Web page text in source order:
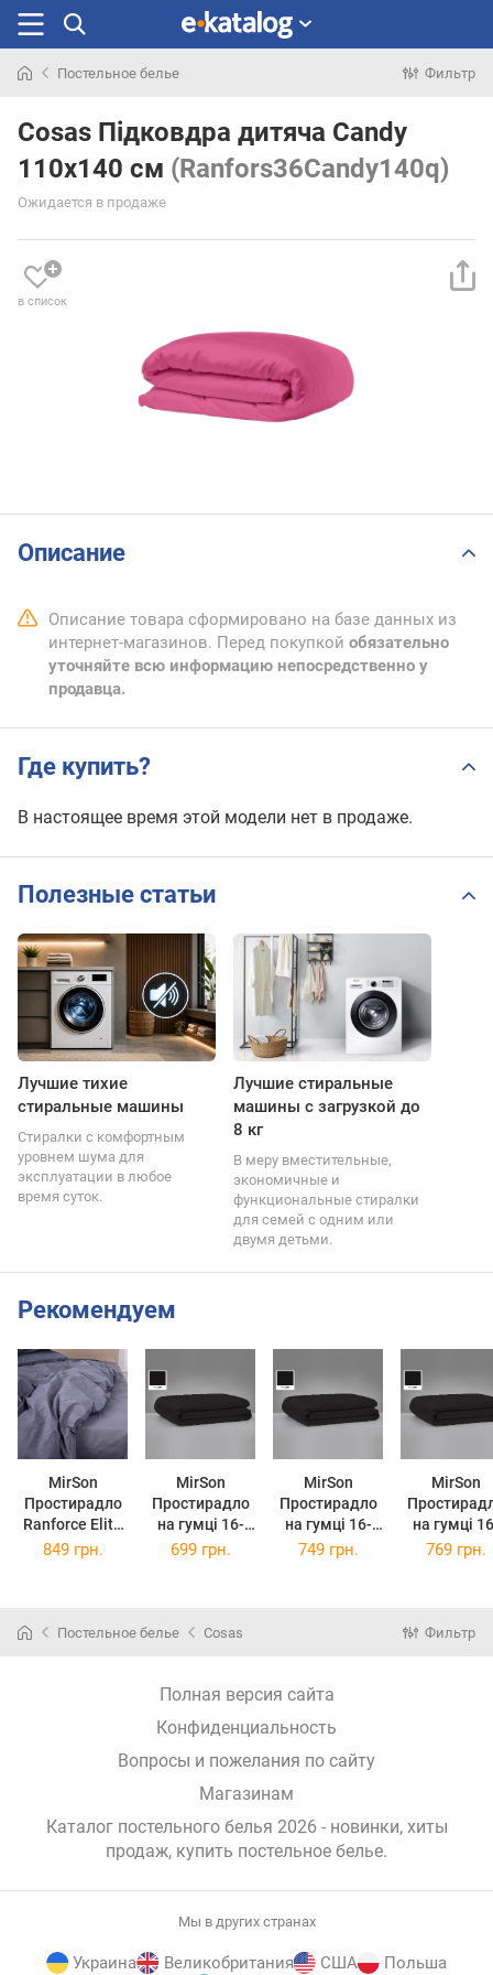
раньше
Постельное белье Фильтр
Cosas Підковдра дитяча Candy
110х140 см (Ranfors36Candy140q)
Ожидается в продаже
в список
Описание
Описание товара сформировано на базе данных из
интернет-магазинов. Перед покупкой обязательно
уточняйте всю информацию непосредственно у
продавца.
Где купить?
В настоящее время этой модели нет в продаже.
Полезные статьи
Лучшие тихие
стиральные машины
Стиралки с комфортным
уровнем шума для
эксплуатации в любое
время суток.
Лучшие стиральные
машины с загрузкой до
8 кг
В меру вместительные,
экономичные и
функциональные стиралки
для семей с одним или
двумя детьми.
Рекомендуем
MirSon
Простирадло
Ranforce Elite
16-5803
MirSon
Простирадло
на гумці 16-
9000 Black
MirSon
Простирадло
на гумці 16-
9000 Black
MirSon
на гумці 16-
9000 Black
849 грн. 699 грн. 749 грн. 769 грн.
Постельное белье Cosas Фильтр
Полная версия сайта
Конфиденциальность
Вопросы и пожелания по сайту
Магазинам
Каталог постельного белья 2026 - новинки, хиты
продаж, купить постельное белье.
Мы в других странах
Украина Великобритания США Польша